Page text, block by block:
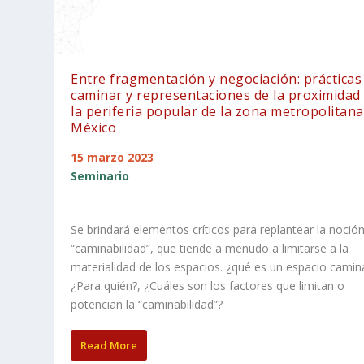
Entre fragmentación y negociación: prácticas
caminar y representaciones de la proximidad
la periferia popular de la zona
México
15 marzo 2023
Seminario
Se brindará elementos críticos para replantear la
“caminabilidad”, que tiende a menudo a limitarse a la
materialidad de los espacios. ¿qué es un espacio
¿Para quién?, ¿Cuáles son los factores que limitan o
potencian la “caminabilidad”?
Read More